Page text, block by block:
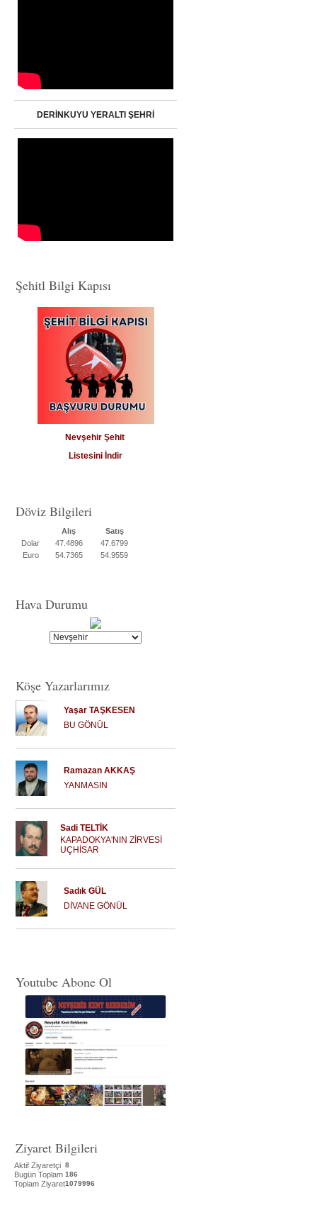
DERİNKUYU YERALTI ŞEHRİ
Şehitl Bilgi Kapısı
Nevşehir Şehit
Listesini İndir
Döviz Bilgileri
Alış
Satış
Dolar
47.4896
47.6799
Euro
54.7365 54.9559
Hava Durumu
Köşe Yazarlarımız
Yaşar TAŞKESEN
BU GÖNÜL
Ramazan AKKAŞ
YANMASIN
Sadi TELTİK
KAPADOKYA'NIN ZİRVESİ
UÇHİSAR
Sadık GÜL
DİVANE GÖNÜL
Youtube Abone Ol
Ziyaret Bilgileri
Aktif Ziyaretçi 8
Bugün Toplam 186
Toplam Ziyaret1079996